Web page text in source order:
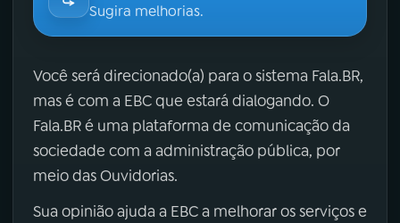
Sugira melhorias.
Você será direcionado(a) para o sistema Fala.BR,
mas é com a EBC que estará dialogando. O
Fala.BR é uma plataforma de comunicação da
sociedade com a administração pública, por
meio das Ouvidorias.
Sua opinião ajuda a EBC a melhorar os serviços e